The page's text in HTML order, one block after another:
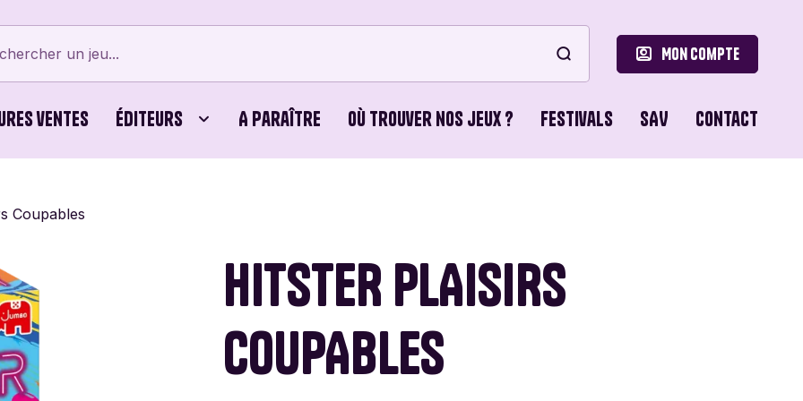
Mon compte
ventes Éditeurs
Cayro Combo Games
Dijon Jogos Dujardin
Éditions du Lion
Vert
A paraître Où trouver nos jeux ? Festivals SAV Contact
Coupables
HITSTER PLAISIRS
COUPABLES